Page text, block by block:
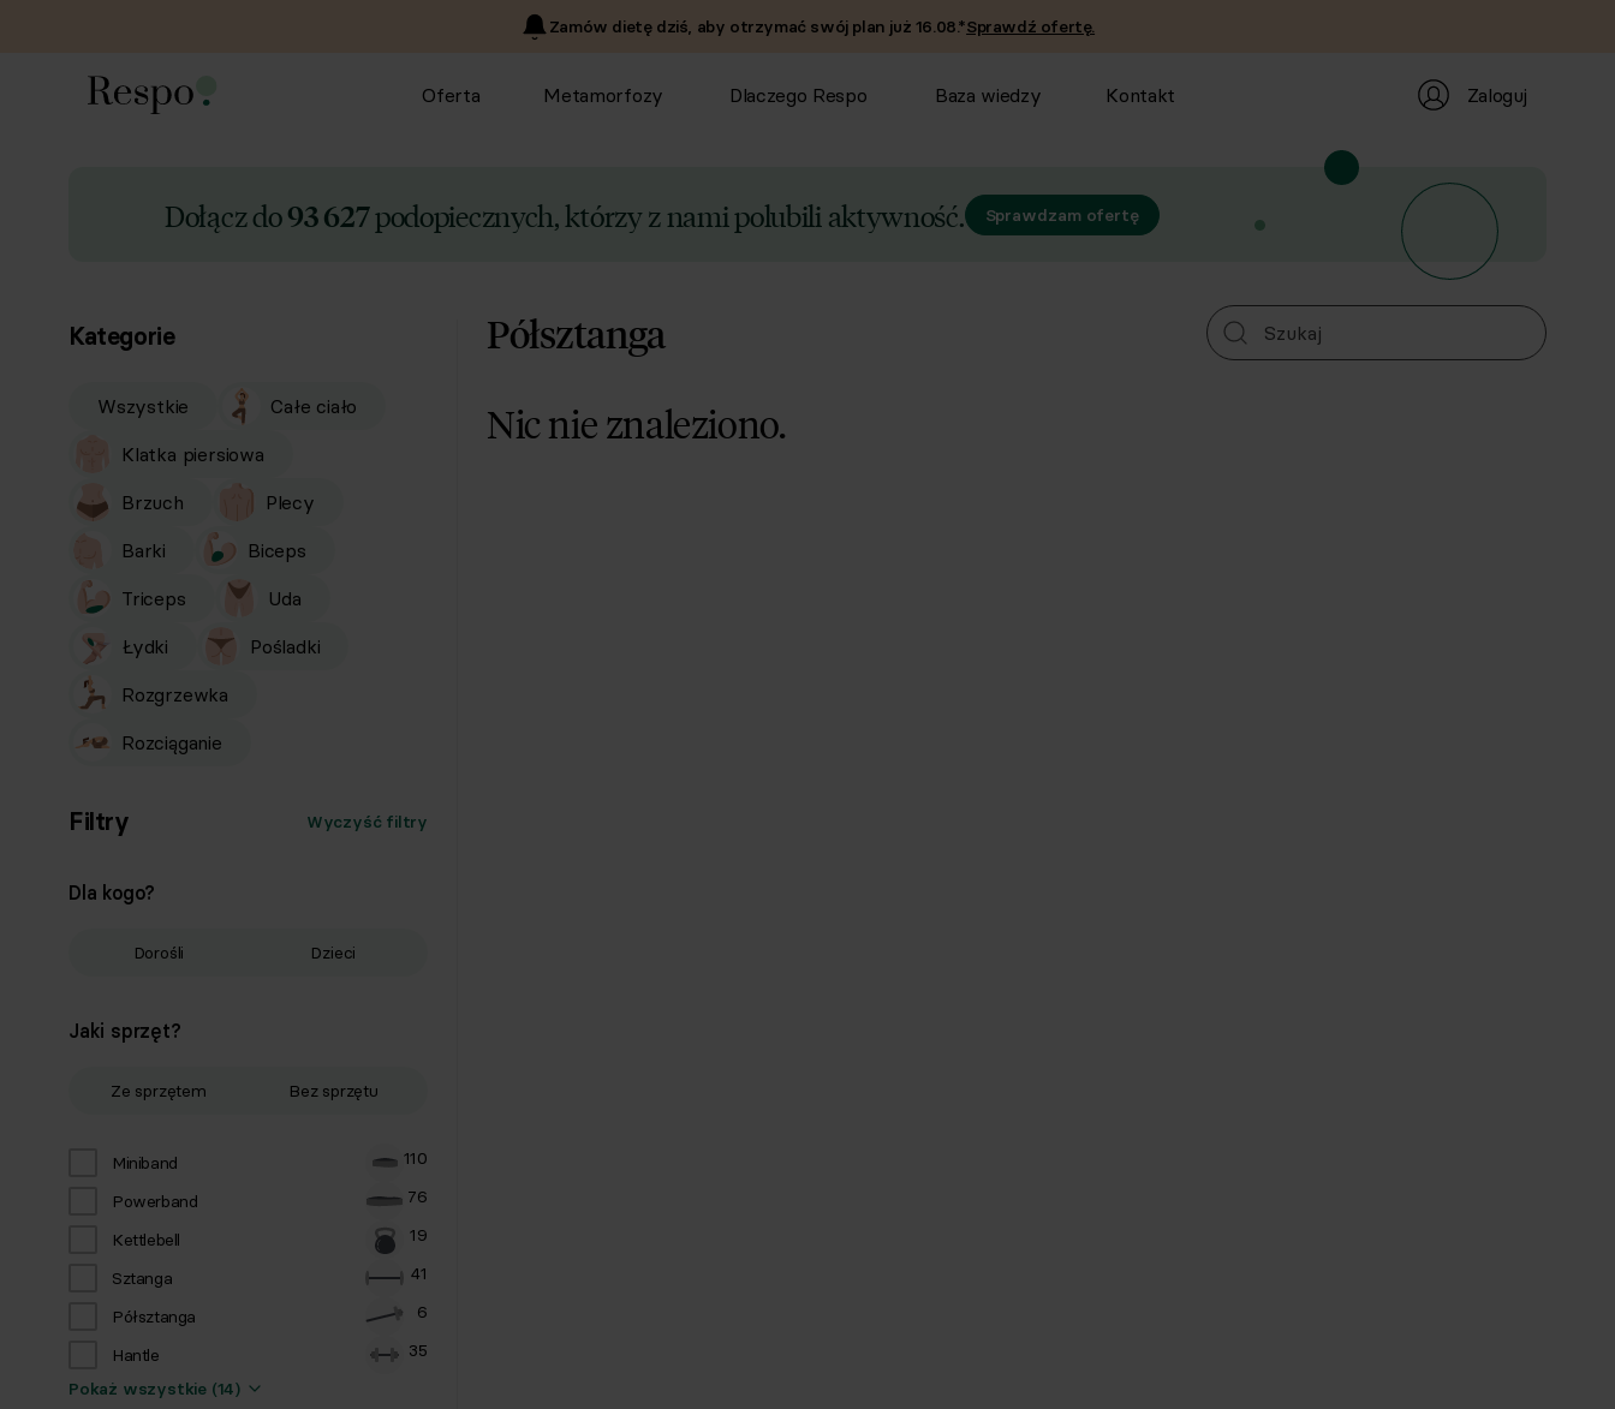
Zamów dietę dziś, aby otrzymać swój plan już 16.08.*Sprawdź ofertę.
Oferta Metamorfozy Dlaczego Respo Baza wiedzy Kontakt Zaloguj
Dołącz do93 627podopiecznych, którzy z nami polubili aktywność. Sprawdzam ofertę
Kategorie
Wszystkie
Całe ciało
Klatka piersiowa
Brzuch
Plecy
Barki
Biceps
Triceps
Uda
Łydki
Pośladki
Rozgrzewka
Rozciąganie
Filtry Wyczyść filtry
Dla kogo?
Dorośli Dzieci
Jaki sprzęt?
Ze sprzętem Bez sprzętu
Miniband
110
Powerband
76
Kettlebell
19
Sztanga
41
Półsztanga
6
Hantle
35
Pokaż wszystkie (14)
Półsztanga
Nic nie znaleziono.